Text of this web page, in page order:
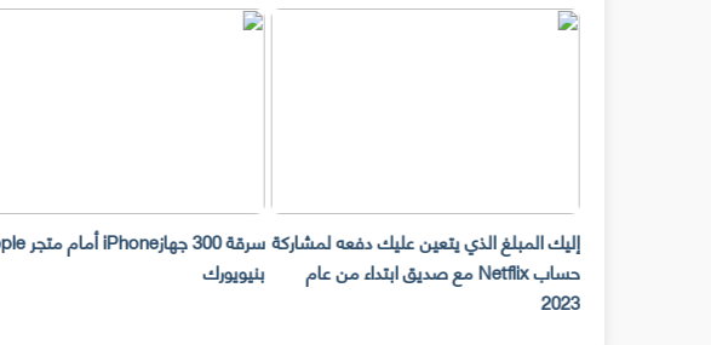
إليك المبلغ الذي يتعين عليك دفعه لمشاركة
حساب Netflix مع صديق ابتداء من عام
سرقة 300 جهازiPhone أمام متجر apple
بنيويورك